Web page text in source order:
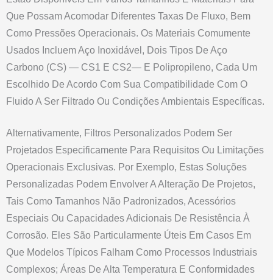
Que Possam Acomodar Diferentes Taxas De Fluxo, Bem
Como Pressões Operacionais. Os Materiais Comumente
Usados Incluem Aço Inoxidável, Dois Tipos De Aço
Carbono (CS) — CS1 E CS2— E Polipropileno, Cada Um
Escolhido De Acordo Com Sua Compatibilidade Com O
Fluido A Ser Filtrado Ou Condições Ambientais Específicas.
Alternativamente, Filtros Personalizados Podem Ser
Projetados Especificamente Para Requisitos Ou Limitações
Operacionais Exclusivas. Por Exemplo, Estas Soluções
Personalizadas Podem Envolver A Alteração De Projetos,
Tais Como Tamanhos Não Padronizados, Acessórios
Especiais Ou Capacidades Adicionais De Resistência À
Corrosão. Eles São Particularmente Úteis Em Casos Em
Que Modelos Típicos Falham Como Processos Industriais
Complexos; Áreas De Alta Temperatura E Conformidades